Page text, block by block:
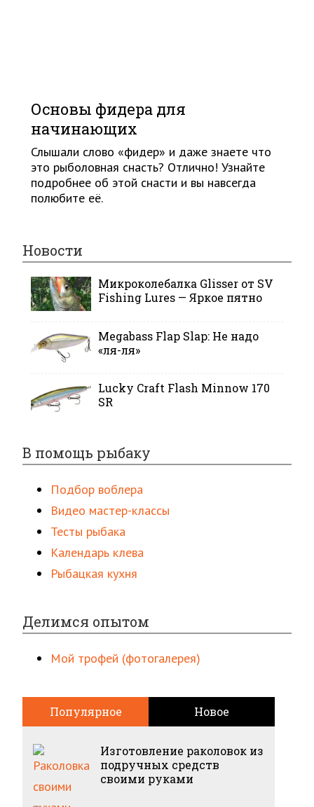
Основы фидера для
начинающих
Слышали слово «фидер» и даже знаете что
это рыболовная снасть? Отлично! Узнайте
подробнее об этой снасти и вы навсегда
полюбите её.
Новости
Микроколебалка Glisser от SV
Fishing Lures — Яркое пятно
Megabass Flap Slap: Не надо
«ля-ля»
Lucky Craft Flash Minnow 170
SR
В помощь рыбаку
Подбор воблера
Видео мастер-классы
Тесты рыбака
Календарь клева
Рыбацкая кухня
Делимся опытом
Мой трофей (фотогалерея)
Популярное Новое
Изготовление раколовок из
подручных средств
своими руками